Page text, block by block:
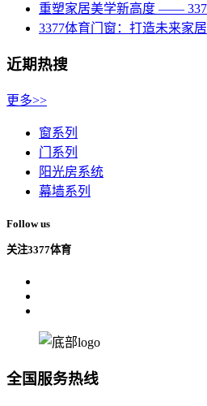
重塑家居美学新高度 ——
3377体育门窗：打造未来家
近期热搜
更多>>
窗系列
门系列
阳光房系统
幕墙系列
Follow us
关注3377体育
全国服务热线